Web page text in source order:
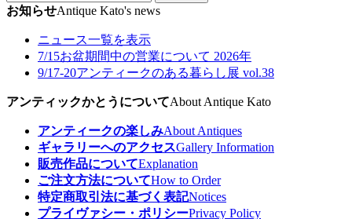
お知らせAntique Kato's news
ニュース一覧を表示
7/15お盆期間中の営業について 2026年
9/17-20アンティークのある暮らし展 vol.38
アンティックかとうについてAbout Antique Kato
アンティークの楽しみAbout Antiques
ギャラリーへのアクセスGallery Information
販売作品についてExplanation
ご注文方法についてHow to Order
特定商取引法に基づく表記Notices
プライヴァシー・ポリシーPrivacy Policy